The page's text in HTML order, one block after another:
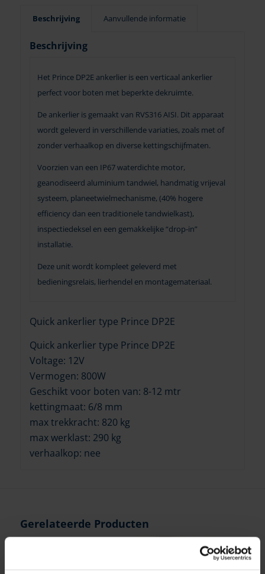
Beschrijving Aanvullende informatie
Beschrijving
Het Prince DP2E ankerlier is een verticaal ankerlier
perfect voor boten met beperkte dekruimte.
De ankerlier is gemaakt van RVS316 AISI. Dit apparaat
wordt geleverd in verschillende variaties, zoals met of
zonder verhaalkop en diverse kettingschijfmaten.
Voorzien van een IP67 waterdichte motor,
geanodiseerd aluminium tandwiel, handmatig vrijeval
systeem, planeetwielmechanisme, (40% hogere
efficiency dan een traditionele tandwielkast),
inspectiedeksel en een gemakkelijke “drop-in”
installatie.
Deze unit wordt kompleet geleverd met
bedieningsrelais, lierhendel en montagemateriaal.
Quick ankerlier type Prince DP2E
Quick ankerlier type Prince DP2E
Voltage: 12V
Vermogen: 800W
Geschikt voor boten van: 8-12 mtr
kettingmaat: 6/8 mm
max trekkracht: 820 kg
max werklast: 290 kg
verhaalkop: nee
Gerelateerde Producten